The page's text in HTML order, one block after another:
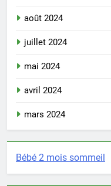
août 2024
juillet 2024
mai 2024
avril 2024
mars 2024
Bébé 2 mois sommeil